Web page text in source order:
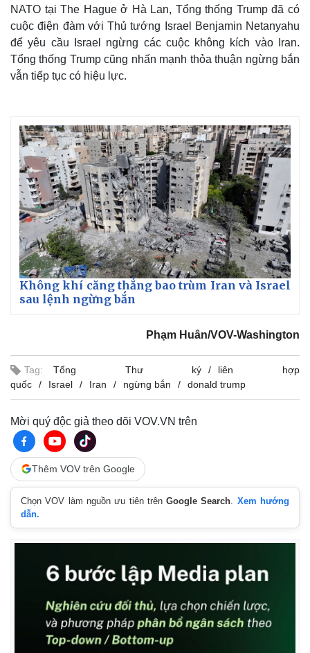
Thế giới
Quan sát
Cuộc sống đó đây
Multimedia
Infographic
NATO tại The Hague ở Hà Lan, Tổng thống Trump đã có
cuộc điện đàm với Thủ tướng Israel Benjamin Netanyahu
để yêu cầu Israel ngừng các cuộc không kích vào Iran.
Tổng thống Trump cũng nhấn mạnh thỏa thuận ngừng bắn
vẫn tiếp tục có hiệu lực.
Không khí căng thẳng bao trùm Iran và Israel
sau lệnh ngừng bắn
Phạm Huân/VOV-Washington
Tag: Tổng Thư ký
liên hợp
quốc
Israel Iran ngừng bắn donald trump
Mời quý độc giả theo dõi VOV.VN trên
Thêm VOV trên Google
Chọn VOV làm nguồn ưu tiên trênGoogle Search
Xem hướng
dẫn.